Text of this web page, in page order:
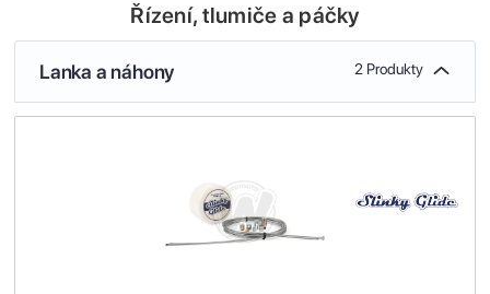
Řízení, tlumiče a páčky
Lanka a náhony 2 Produkty